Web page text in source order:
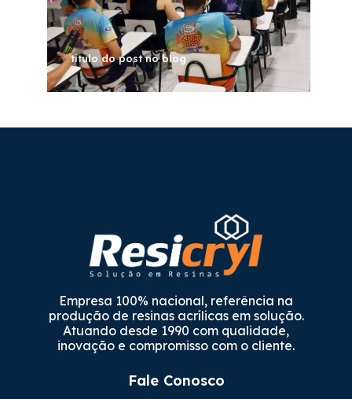
titulo do post no blog
Empresa 100% nacional, referência na
produção de resinas acrílicas em solução.
Atuando desde 1990 com qualidade,
inovação e compromisso com o cliente.
Fale Conosco